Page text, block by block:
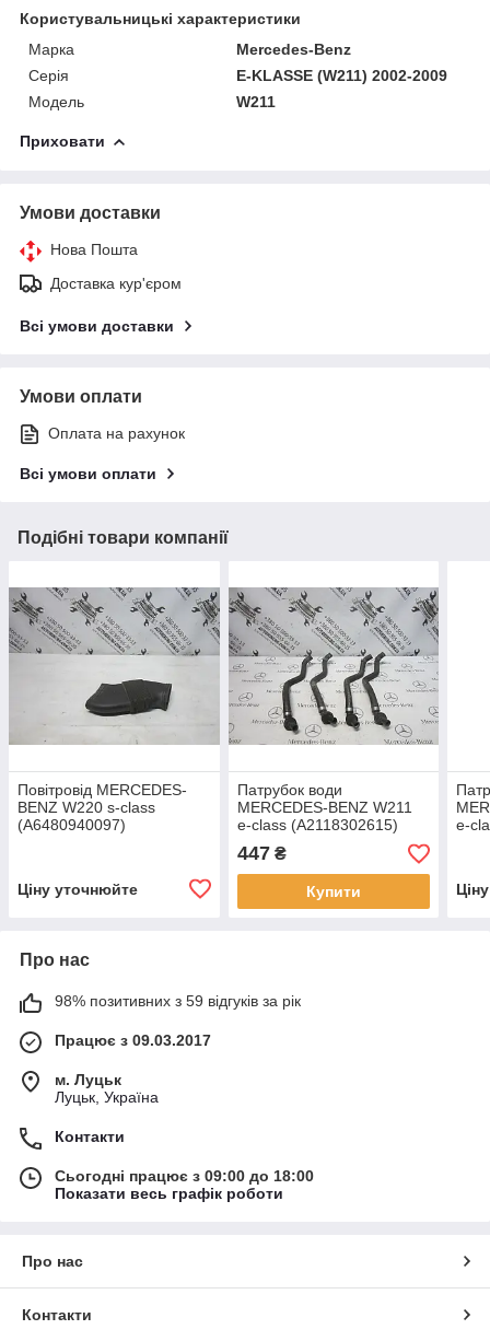
Користувальницькі характеристики
Марка
Mercedes-Benz
Серія
E-KLASSE (W211) 2002-2009
Модель
W211
Приховати
Умови доставки
Нова Пошта
Доставка кур'єром
Всі умови доставки
Умови оплати
Оплата на рахунок
Всі умови оплати
Подібні товари компанії
Повітровід MERCEDES-
BENZ W220 s-class
(A6480940097)
Ціну уточнюйте
Патрубок води
MERCEDES-BENZ W211
e-class (A2118302615)
447₴
Купити
e-
Про нас
98% позитивних з 59 відгуків за рік
Працює з 09.03.2017
м. Луцьк
Луцьк, Україна
Контакти
Сьогодні працює з 09:00 до 18:00
Показати весь графік роботи
Про нас
Контакти